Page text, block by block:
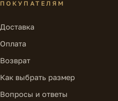
ПОКУПАТЕЛЯМ
Доставка
Оплата
Возврат
Как выбрать размер
Вопросы и ответы